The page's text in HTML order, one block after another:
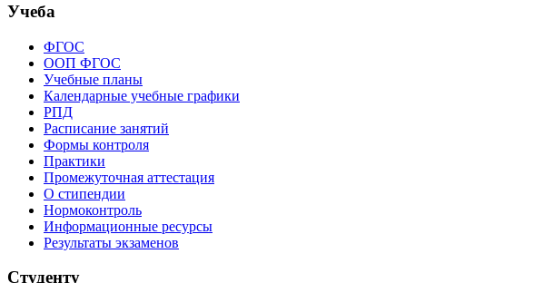
Учеба
ФГОС
ООП ФГОС
Учебные планы
Календарные учебные графики
РПД
Расписание занятий
Формы контроля
Практики
Промежуточная аттестация
О стипендии
Нормоконтроль
Информационные ресурсы
Результаты экзаменов
Студенту